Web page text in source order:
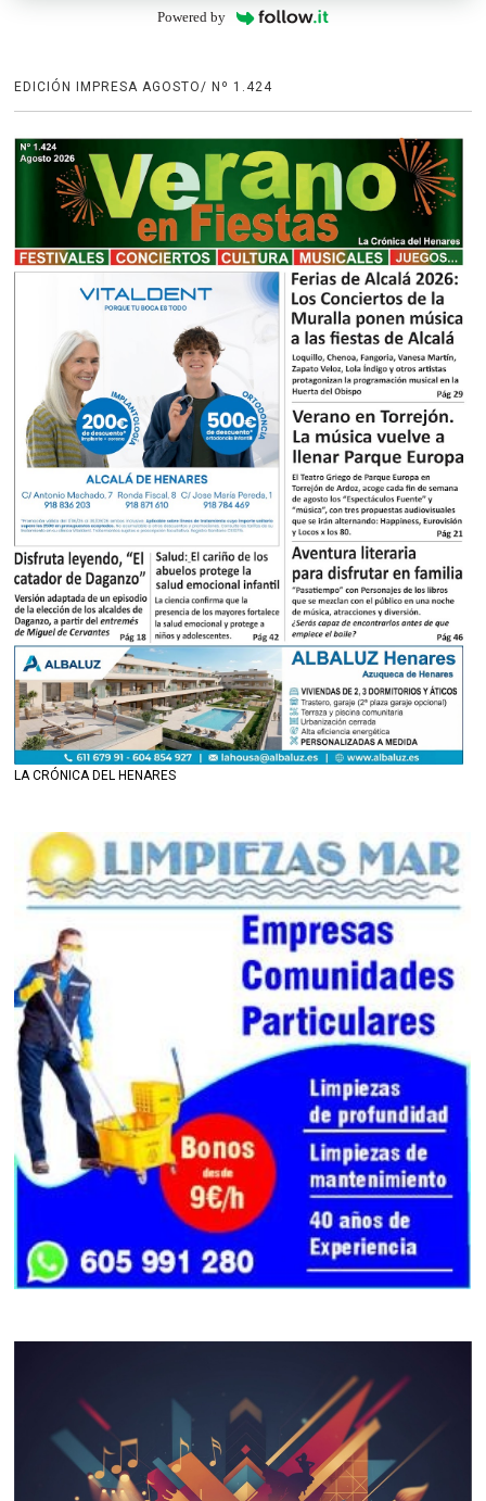
Powered by
EDICIÓN IMPRESA AGOSTO/ Nº 1.424
LA CRÓNICA DEL HENARES